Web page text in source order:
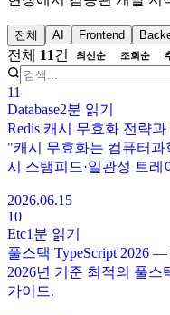
전체 AI Frontend
전체 11건 최신순 조회순
11
Database2분 읽기
Redis 캐시 무효화 전략과
"캐시 무효화는 컴퓨터과
시 스탬피드·일관성 트
2026.06.15
10
Etc1분 읽기
풀스택 TypeScript 2026
2026년 기준 최적의 풀스
가이드.